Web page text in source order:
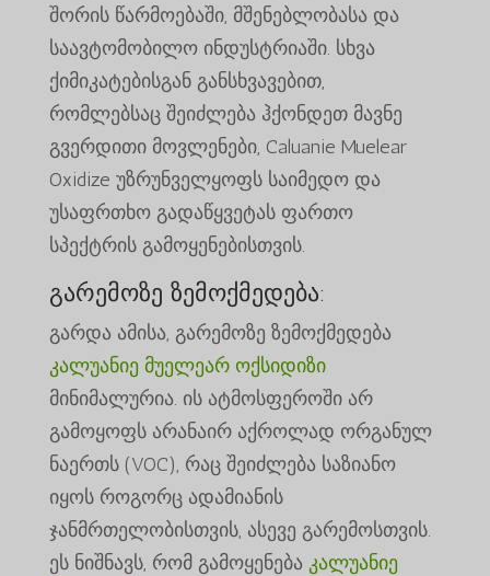
შორის წარმოებაში, მშენებლობასა და
საავტომობილო ინდუსტრიაში. სხვა
ქიმიკატებისგან განსხვავებით,
რომლებსაც შეიძლება ჰქონდეთ მავნე
გვერდითი მოვლენები, Caluanie Muelear
Oxidize უზრუნველყოფს საიმედო და
უსაფრთხო გადაწყვეტას ფართო
სპექტრის გამოყენებისთვის.
გარემოზე ზემოქმედება:
გარდა ამისა, გარემოზე ზემოქმედება
კალუანიე მუელეარ ოქსიდიზი
მინიმალურია. ის ატმოსფეროში არ
გამოყოფს არანაირ აქროლად ორგანულ
ნაერთს (VOC), რაც შეიძლება საზიანო
იყოს როგორც ადამიანის
ჯანმრთელობისთვის, ასევე გარემოსთვის.
ეს ნიშნავს, რომ გამოყენება კალუანიე